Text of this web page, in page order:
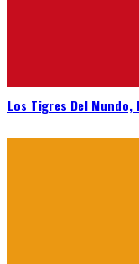
Los Tigres Del Mundo,